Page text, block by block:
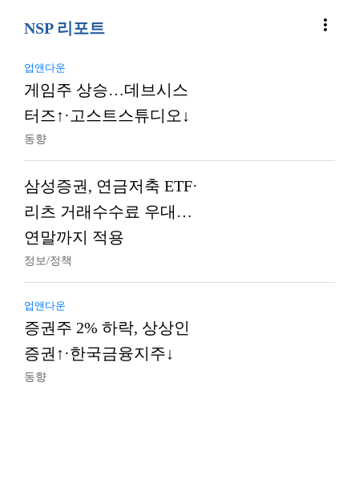
NSP 리포트 more_vert
업앤다운
게임주 상승…데브시스
터즈↑·고스트스튜디오↓
동향
삼성증권, 연금저축 ETF·
리츠 거래수수료 우대…
연말까지 적용
정보/정책
업앤다운
증권주 2% 하락, 상상인
증권↑·한국금융지주↓
동향